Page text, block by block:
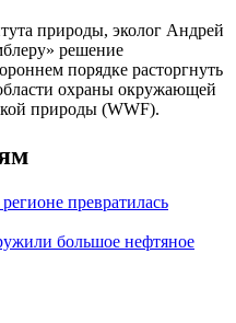
природы, эколог Андрей
решение
порядке расторгнуть
охраны окружающей
природы (WWF).
превратилась
большое нефтяное